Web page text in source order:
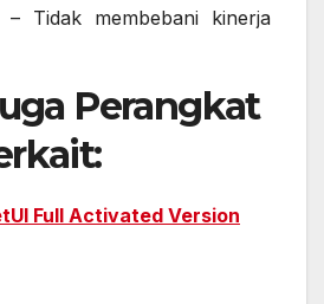
– Tidak membebani kinerja
Perangkat
Full Activated Version